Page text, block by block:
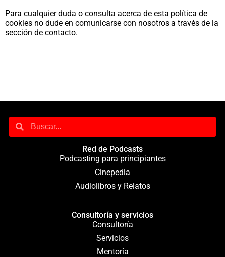
Para cualquier duda o consulta acerca de esta política de
cookies no dude en comunicarse con nosotros a través de la
sección de contacto.
Red de Podcasts
Podcasting para principiantes
Cinepedia
Audiolibros y Relatos
Consultoría y servicios
Consultoría
Servicios
Mentoría